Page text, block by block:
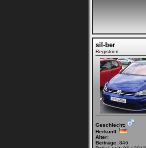
sil-ber
Registriert
Geschlecht:
Herkunft:
Alter:
Beiträge: 846